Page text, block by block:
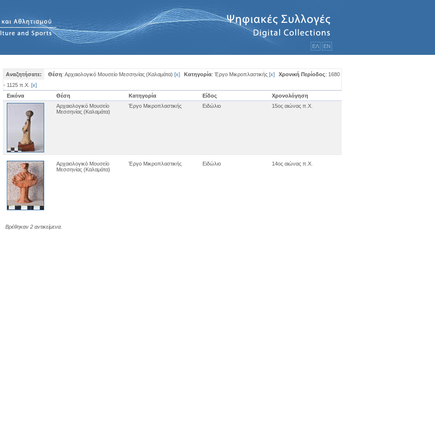
ΕΛ ΕΝ
Αναζητήσατε: Θέση: Αρχαιολογικό Μουσείο Μεσσηνίας (Καλαμάτα) [x] Κατηγορία: Έργο Μικροπλαστικής [x] Χρονική Περίοδος: 1680
- 1125 π.Χ. [x]
Εικόνα
Θέση Κατηγορία Είδος
Χρονολόγηση
Αρχαιολογικό Μουσείο
Μεσσηνίας (Καλαμάτα)
Έργο Μικροπλαστικής Ειδώλιο 15ος αιώνας π.Χ.
Αρχαιολογικό Μουσείο
Μεσσηνίας (Καλαμάτα)
Έργο Μικροπλαστικής Ειδώλιο 14ος αιώνας π.Χ.
Βρέθηκαν 2 αντικείμενα.